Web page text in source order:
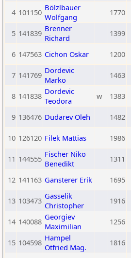
4 101150 Bölzlbauer
Wolfgang
1770
5 141839 Brenner
Richard
1399
6 147563 Cichon Oskar 1200
7 141769 Dordevic
Marko
1463
8 141838 Dordevic
Teodora
w 1383
9 136476 Dudarev Oleh 1482
10 126120 Filek Mattias 1986
11 144555 Fischer Niko
Benedikt
1311
12 141163 Gansterer Erik 1695
13 103473 Gasselik
Christopher
1916
14 140088 Georgiev
Maximilian
1256
15 104598 Hampel
Otfried Mag.
1816